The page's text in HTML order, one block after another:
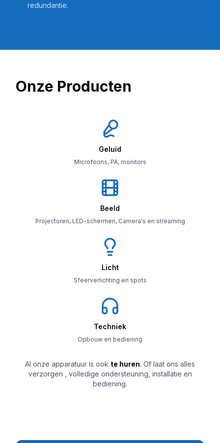
redundantie.
Onze Producten
Geluid
Microfoons, PA, monitors
Beeld
Projectoren, LED-schermen, Camera's en streaming
Licht
Sfeerverlichting en spots
Techniek
Opbouw en bediening
Al onze apparatuur is ook te huren. Of laat ons alles
verzorgen , volledige ondersteuning, installatie en
bediening.